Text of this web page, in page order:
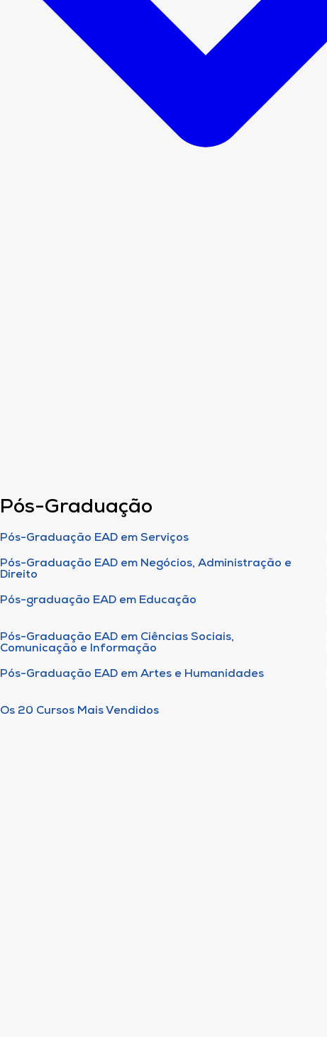
Pós-Graduação
Pós-Graduação EAD em Serviços
Pós-Graduação EAD em Negócios, Administração e
Direito
Pós-graduação EAD em Educação
Pós-Graduação EAD em Ciências Sociais,
Comunicação e Informação
Pós-Graduação EAD em Artes e Humanidades
Os 20 Cursos Mais Vendidos